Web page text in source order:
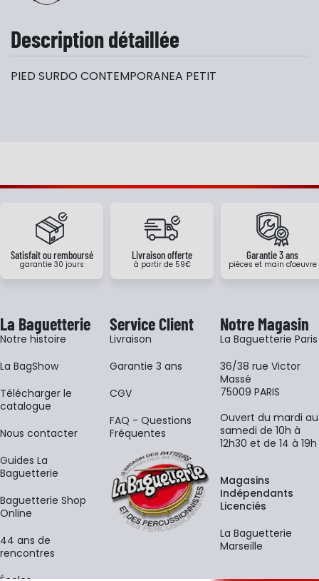
Description détaillée
PIED SURDO CONTEMPORANEA PETIT
Satisfait ou remboursé
garantie 30 jours
Livraison offerte
à partir de 59€
Garantie 3 ans
pièces et main d'oeuvre
La Baguetterie
Notre histoire
La BagShow
​Télécharger le
catalogue
Nous contacter
Guides La
Baguetterie
Baguetterie Shop
Online
44 ans de
rencontres
Service Client
Livraison
Garantie 3 ans
CGV
FAQ - Questions
Fréquentes
Notre Magasin
La Baguetterie Paris
36/38 rue Victor
Massé
75009 PARIS
Ouvert du mardi au
samedi de 10h à
12h30 et de 14 à 19h
Magasins
Indépendants
Licenciés
La Baguetterie
Marseille